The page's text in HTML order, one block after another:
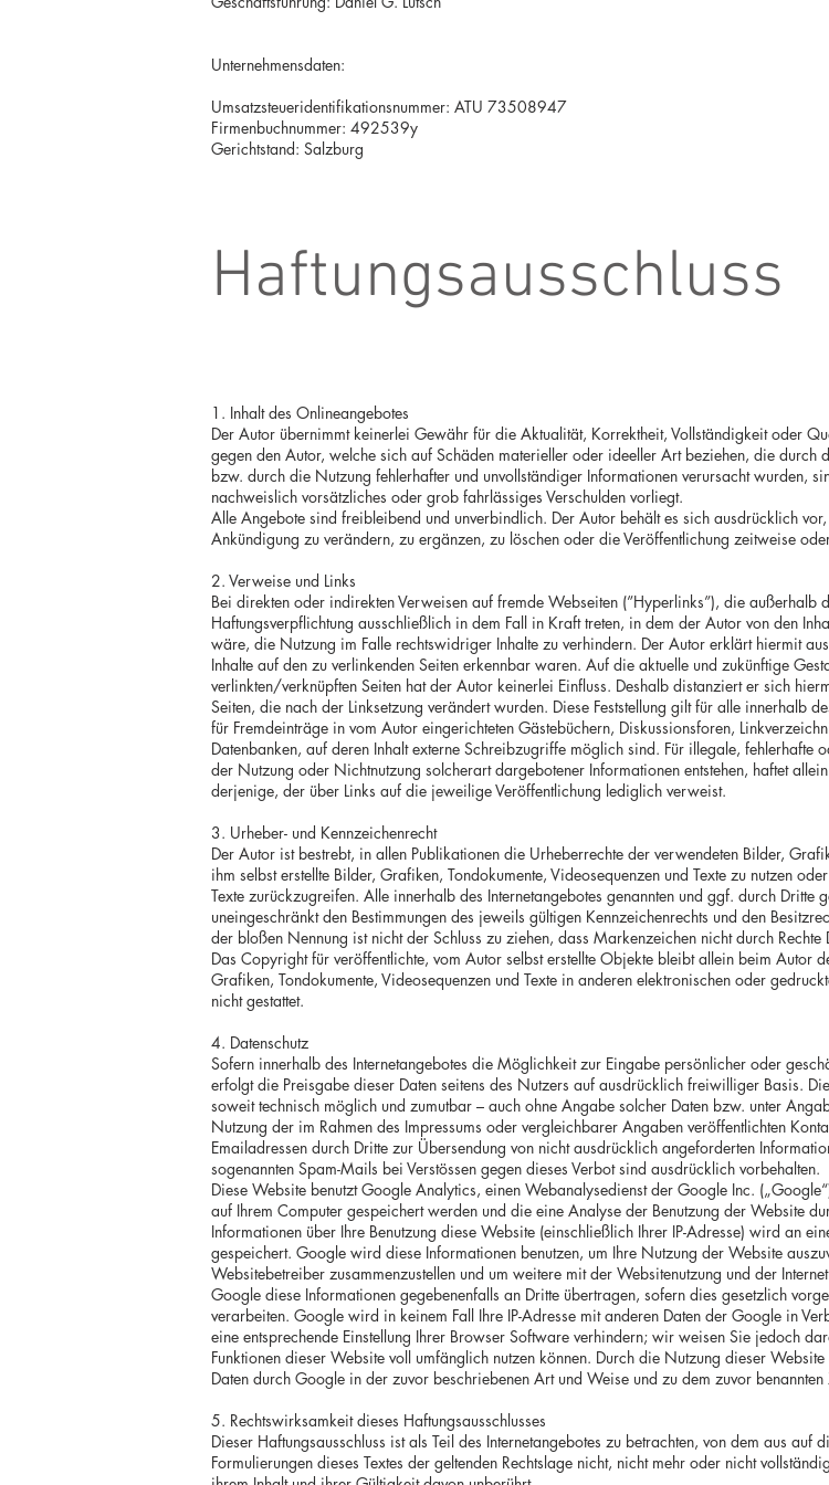
Unternehmensdaten:
Umsatzsteueridentifikationsnummer: ATU 73508947
Firmenbuchnummer: 492539y
Gerichtstand: Salzburg
Haftungsausschluss
1. Inhalt des Onlineangebotes
Der Autor übernimmt keinerlei Gewähr für die Aktualität, Korrektheit, Vollständigkeit oder
gegen den Autor, welche sich auf Schäden materieller oder ideeller Art beziehen, die
bzw. durch die Nutzung fehlerhafter und unvollständiger Informationen verursacht wurden,
nachweislich vorsätzliches oder grob fahrlässiges Verschulden vorliegt.
Alle Angebote sind freibleibend und unverbindlich. Der Autor behält es sich ausdrücklich
Ankündigung zu verändern, zu ergänzen, zu löschen oder die Veröffentlichung zeitweise
2. Verweise und Links
Bei direkten oder indirekten Verweisen auf fremde Webseiten (”Hyperlinks”), die außerhalb
Haftungsverpflichtung ausschließlich in dem Fall in Kraft treten, in dem der Autor von den
wäre, die Nutzung im Falle rechtswidriger Inhalte zu verhindern. Der Autor erklärt hiermit
Inhalte auf den zu verlinkenden Seiten erkennbar waren. Auf die aktuelle und zukünftige
verlinkten/verknüpften Seiten hat der Autor keinerlei Einfluss. Deshalb distanziert er sich
Seiten, die nach der Linksetzung verändert wurden. Diese Feststellung gilt für alle innerhalb
für Fremdeinträge in vom Autor eingerichteten Gästebüchern, Diskussionsforen,
Datenbanken, auf deren Inhalt externe Schreibzugriffe möglich sind. Für illegale, fehlerhafte
der Nutzung oder Nichtnutzung solcherart dargebotener Informationen entstehen, haftet
derjenige, der über Links auf die jeweilige Veröffentlichung lediglich verweist.
3. Urheber- und Kennzeichenrecht
Der Autor ist bestrebt, in allen Publikationen die Urheberrechte der verwendeten Bilder,
ihm selbst erstellte Bilder, Grafiken, Tondokumente, Videosequenzen und Texte zu nutzen
Texte zurückzugreifen. Alle innerhalb des Internetangebotes genannten und ggf. durch Dritte
uneingeschränkt den Bestimmungen des jeweils gültigen Kennzeichenrechts und den
der bloßen Nennung ist nicht der Schluss zu ziehen, dass Markenzeichen nicht durch Rechte
Das Copyright für veröffentlichte, vom Autor selbst erstellte Objekte bleibt allein beim Autor
Grafiken, Tondokumente, Videosequenzen und Texte in anderen elektronischen oder
nicht gestattet.
4. Datenschutz
Sofern innerhalb des Internetangebotes die Möglichkeit zur Eingabe persönlicher oder
erfolgt die Preisgabe dieser Daten seitens des Nutzers auf ausdrücklich freiwilliger Basis.
soweit technisch möglich und zumutbar – auch ohne Angabe solcher Daten bzw. unter
Nutzung der im Rahmen des Impressums oder vergleichbarer Angaben veröffentlichten
Emailadressen durch Dritte zur Übersendung von nicht ausdrücklich angeforderten
sogenannten Spam-Mails bei Verstössen gegen dieses Verbot sind ausdrücklich vorbehalten.
Diese Website benutzt Google Analytics, einen Webanalysedienst der Google Inc.
auf Ihrem Computer gespeichert werden und die eine Analyse der Benutzung der Website
Informationen über Ihre Benutzung diese Website (einschließlich Ihrer IP-Adresse) wird an
gespeichert. Google wird diese Informationen benutzen, um Ihre Nutzung der Website
Websitebetreiber zusammenzustellen und um weitere mit der Websitenutzung und der
Google diese Informationen gegebenenfalls an Dritte übertragen, sofern dies gesetzlich
verarbeiten. Google wird in keinem Fall Ihre IP-Adresse mit anderen Daten der Google in
eine entsprechende Einstellung Ihrer Browser Software verhindern; wir weisen Sie jedoch
Funktionen dieser Website voll umfänglich nutzen können. Durch die Nutzung dieser
Daten durch Google in der zuvor beschriebenen Art und Weise und zu dem zuvor benannten
5. Rechtswirksamkeit dieses Haftungsausschlusses
Dieser Haftungsausschluss ist als Teil des Internetangebotes zu betrachten, von dem aus
Formulierungen dieses Textes der geltenden Rechtslage nicht, nicht mehr oder nicht